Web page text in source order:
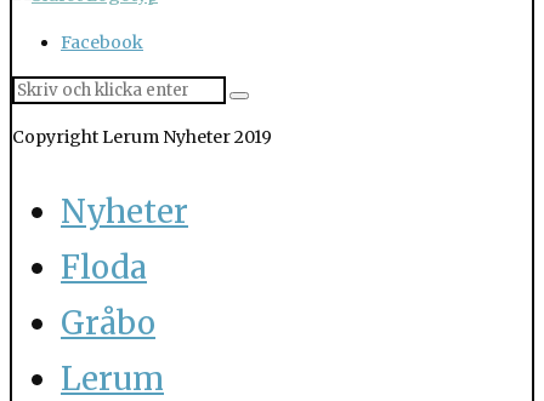
Facebook
Copyright Lerum Nyheter 2019
Nyheter
Floda
Gråbo
Lerum